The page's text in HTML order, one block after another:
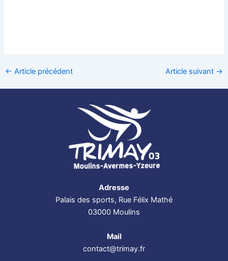
← Article précédent Article suivant →
Adresse
Palais des sports, Rue Félix Mathé
03000 Moulins
Mail
contact@trimay.fr